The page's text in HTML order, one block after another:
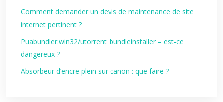
Comment demander un devis de maintenance de site
internet pertinent ?
Puabundler:win32/utorrent_bundleinstaller – est‑ce
dangereux ?
Absorbeur d’encre plein sur canon : que faire ?